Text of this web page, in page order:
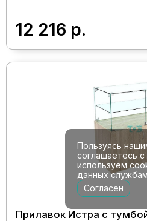
12 216 р.
Прилавок Истра с
Пользуясь
соглашаетесь
используем
данных
Согласен